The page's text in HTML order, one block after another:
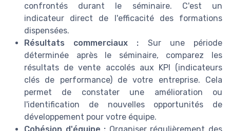
confrontés durant le séminaire. C'est un
indicateur direct de l'efficacité des formations
dispensées.
Résultats commerciaux : Sur une période
déterminée après le séminaire, comparez les
résultats de vente accolés aux KPI (indicateurs
clés de performance) de votre entreprise. Cela
permet de constater une amélioration ou
l'identification de nouvelles opportunités de
développement pour votre équipe.